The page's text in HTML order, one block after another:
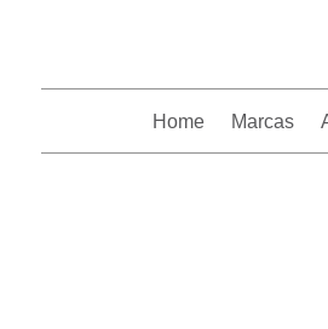
Home Marcas